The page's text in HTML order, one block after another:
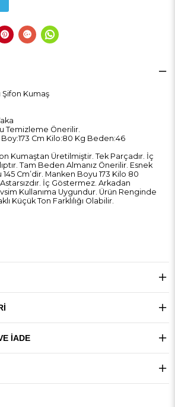
Şifon Kumaş
Temizleme Önerilir.
Boy:173 Cm Kilo:80 Kg Beden:46
Kumaştan Üretilmiştir. Tek Parçadır. İç
Tam Beden Almanız Önerilir. Esnek
Cm’dir. Manken Boyu 173 Kilo 80
İç Göstermez. Arkadan
Kullanıma Uygundur. Ürün Renginde
Küçük Ton Farklılığı Olabilir.
İADE